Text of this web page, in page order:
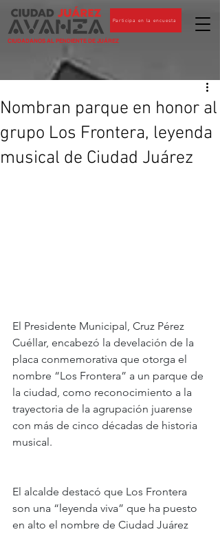
CIUDADANOS AL PENDIENTE DE JUÁREZ
Participa en la encuesta
Nombran parque en honor al
grupo Los Frontera, leyenda
musical de Ciudad Juárez
El Presidente Municipal, Cruz Pérez
Cuéllar, encabezó la develación de la
placa conmemorativa que otorga el
nombre “Los Frontera” a un parque de
la ciudad, como reconocimiento a la
trayectoria de la agrupación juarense
con más de cinco décadas de historia
musical.
El alcalde destacó que Los Frontera
son una “leyenda viva” que ha puesto
en alto el nombre de Ciudad Juárez